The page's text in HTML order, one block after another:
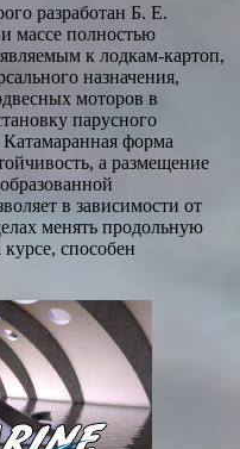
разработан Б. Е.
массе полностью
к лодкам-картоп,
назначения,
моторов в
парусного
форма
а размещение
в зависимости от
менять продольную
способен